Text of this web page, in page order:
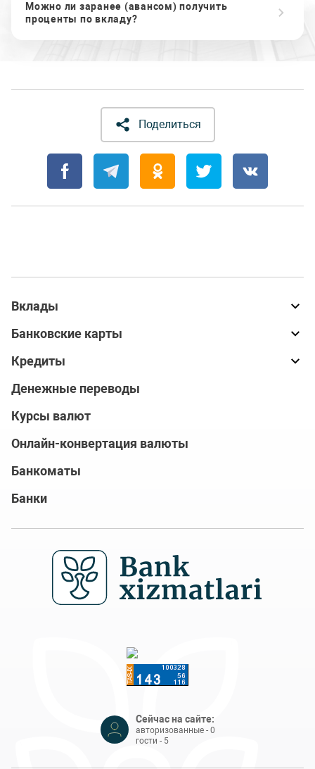
Можно ли заранее (авансом) получить
проценты по вкладу?
Поделиться
Вклады
Банковские карты
Кредиты
Денежные переводы
Курсы валют
Онлайн-конвертация валюты
Банкоматы
Банки
Сейчас на сайте:
авторизованные - 0
гости - 5